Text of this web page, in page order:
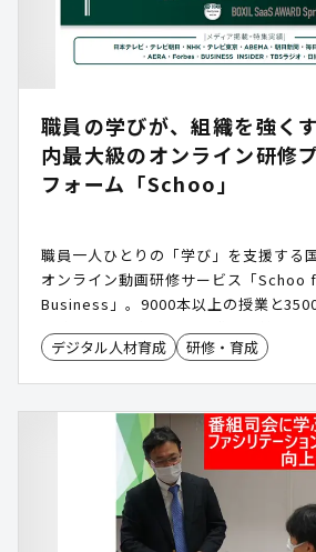
職員の学びが、組織を強く
内最大級のオンライン研修
フォーム「Schoo」
職員一人ひとりの「学び」を支援する
オンライン動画研修サービス「Schoo
Business」。9000本以上の授業と
登壇者による実践的な知識を提供。階
自発的な学習の習慣化まで、組織の成長
デジタル人材育成 研修・育成